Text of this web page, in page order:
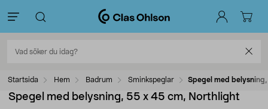
Startsida Hem Badrum Sminkspeglar Spegel med
Spegel med belysning, 55 x 45 cm, Northlight